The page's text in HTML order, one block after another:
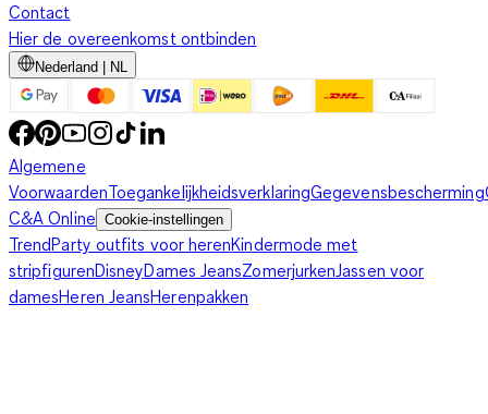
Contact
Hier de overeenkomst ontbinden
Nederland | NL
Algemene
VoorwaardenToegankelijkheidsverklaringGegevensbescherming
C&A Online Cookie-instellingen
TrendParty outfits voor herenKindermode met
stripfigurenDisneyDames JeansZomerjurkenJassen voor
damesHeren JeansHerenpakken